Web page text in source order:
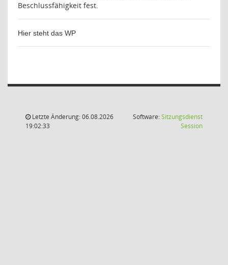
Beschlussfähigkeit fest.
Hier steht das WP
Letzte Änderung: 06.08.2026
19:02:33
Software:Sitzungsdienst
Session(Wird in